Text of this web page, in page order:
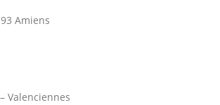
Amiens
Valenciennes